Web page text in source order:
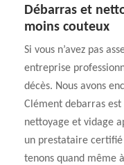
Débarras et
moins couteux
Si vous n’avez pas
entreprise
décès. Nous avons
Clément debarras
nettoyage et vidage
un prestataire
tenons quand même